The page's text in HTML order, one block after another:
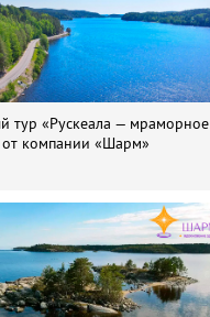
тур «Рускеала — мраморное
от компании «Шарм»